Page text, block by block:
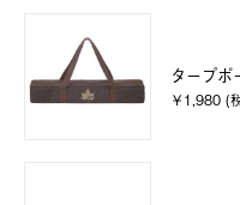
タープポ
￥1,980 (